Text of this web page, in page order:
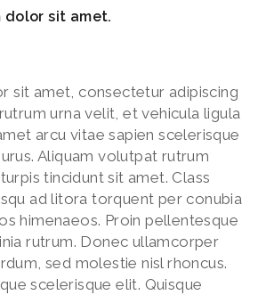
dolor sit amet.
sit amet, consectetur adipiscing
urna velit, et vehicula ligula
arcu vitae sapien scelerisque
Aliquam volutpat rutrum
tincidunt sit amet. Class
ad litora torquent per conubia
himenaeos. Proin pellentesque
rutrum. Donec ullamcorper
sed molestie nisl rhoncus.
scelerisque elit. Quisque